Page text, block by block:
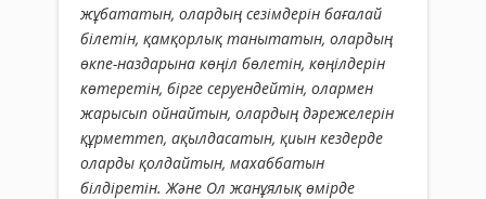
жұбататын, олардың сезімдерін бағалай
білетін, қамқорлық танытатын, олардың
өкпе-наздарына көңіл бөлетін, көңілдерін
көтеретін, бірге серуендейтін, олармен
жарысып ойнайтын, олардың дәрежелерін
құрметтеп, ақылдасатын, қиын кездерде
оларды қолдайтын, махаббатын
білдіретін. Және Ол жанұялық өмірде